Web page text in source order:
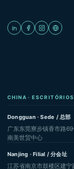
CHINA · ESCRITÓRIOS
Dongguan · Sede / 总部
广东东莞寮步镇香市路
南美世贸中心
Nanjing · Filial / 分会址
江苏省南京市鼓楼区建宁